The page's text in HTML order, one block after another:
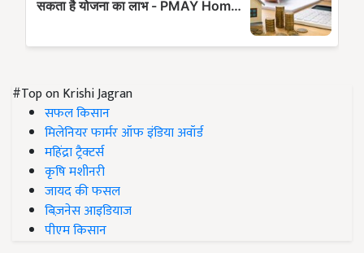
#Top on Krishi Jagran
सफल किसान
मिलेनियर फार्मर ऑफ इंडिया अवॉर्ड
महिंद्रा ट्रैक्टर्स
कृषि मशीनरी
जायद की फसल
बिज़नेस आइडियाज
पीएम किसान